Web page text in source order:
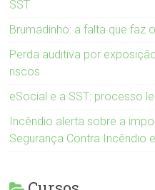
SST
Brumadinho: a falta que faz
Perda auditiva por
riscos
eSocial e a SST: processo
Incêndio alerta sobre a
Segurança Contra Incêndio